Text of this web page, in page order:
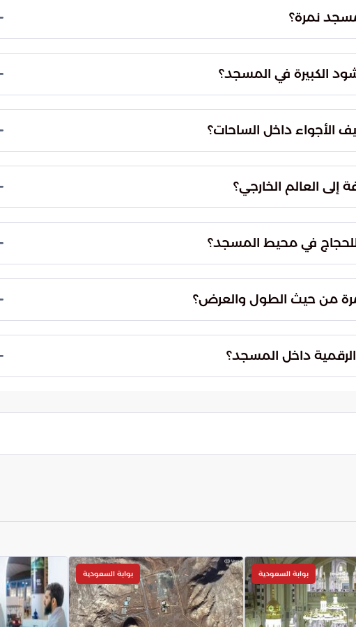
مساحة في منطقة المشاعر المقدسة.
البشري أثناء الدخول والخروج.
أجواء مريحة للحجاج في درجات الحرارة المرتفعة.
عبر مختلف الوسائل التقنية.
سلامة ضيوف الرحمن الصحية.
هذا الصرح الإسلامي.
بوابة السعودية بوابة السعودية